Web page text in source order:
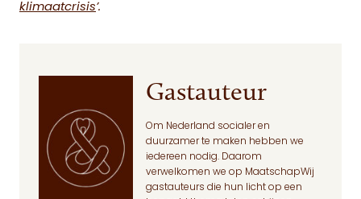
klimaatcrisis’.
Gastauteur
Om Nederland socialer en
duurzamer te maken hebben we
iedereen nodig. Daarom
verwelkomen we op MaatschapWij
gastauteurs die hun licht op een